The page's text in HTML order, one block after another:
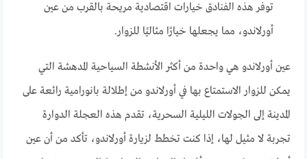
توفر هذه الفنادق خيارات اقتصادية مريحة بالقرب من عين
أورلاندو، مما يجعلها خيارًا مثاليًا للزوار.
عين أورلاندو هي واحدة من أكثر الأنشطة السياحية المدهشة التي
يمكن للزوار الاستمتاع بها في أورلاندو من إطلالة بانورامية رائعة على
المدينة إلى الجولات الليلية السحرية، تقدم هذه العجلة الدوارة
تجربة لا مثيل لها، إذا كنت تخطط لزيارة أورلاندو، تأكد من أن عين